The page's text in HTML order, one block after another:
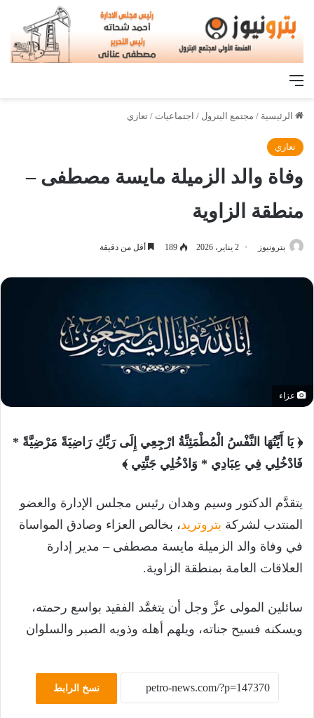
القائمة
الرئيسية / مجتمع البترول / اجتماعيات / تعازي
تعازي
وفاة والد الزميلة مايسة مصطفى –
منطقة الزاوية
بترونيوز 2 يناير، 2026 189 أقل من دقيقة
عزاء
﴿ يَا أَيَّتُهَا النَّفْسُ الْمُطْمَئِنَّةُ ارْجِعِي إِلَى رَبِّكِ رَاضِيَةً مَرْضِيَّةً *
فَادْخُلِي فِي عِبَادِي * وَادْخُلِي جَنَّتِي ﴾
يتقدَّم الدكتور وسيم وهدان رئيس مجلس الإدارة والعضو
المنتدب لشركة بتروتريد، بخالص العزاء وصادق المواساة
في وفاة والد الزميلة مايسة مصطفى – مدير إدارة
العلاقات العامة بمنطقة الزاوية.
سائلين المولى عزَّ وجل أن يتغمَّد الفقيد بواسع رحمته،
ويسكنه فسيح جناته، ويلهم أهله وذويه الصبر والسلوان
نسخ الرابط